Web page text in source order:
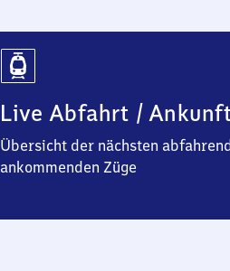
Live Abfahrt /
Übersicht der nächsten
ankommenden Züge